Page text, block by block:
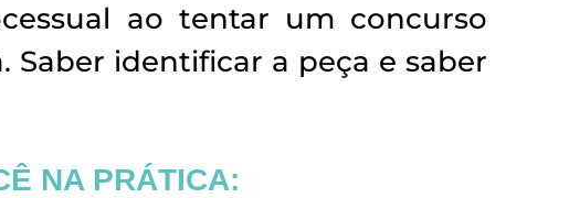
ao tentar um concurso
identificar a peça e saber
NA PRÁTICA: